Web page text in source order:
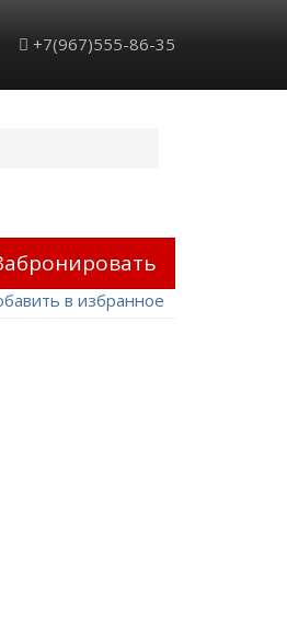
+7(967)555-86-35
в избранное